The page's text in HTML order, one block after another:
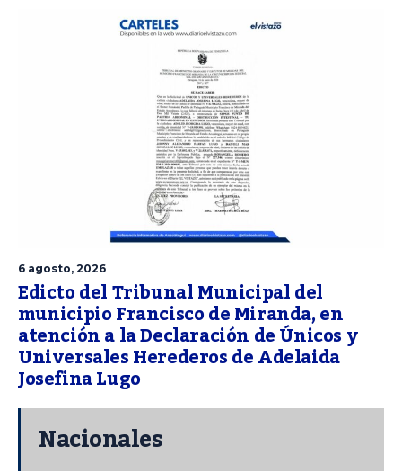
6 agosto, 2026
Edicto del Tribunal Municipal del
municipio Francisco de Miranda, en
atención a la Declaración de Únicos y
Universales Herederos de Adelaida
Josefina Lugo
Nacionales